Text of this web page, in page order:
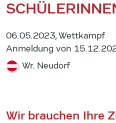
06.05.2023, Wettkampf
Anmeldung von
Wr. Neudorf
Wir brauchen Ihre